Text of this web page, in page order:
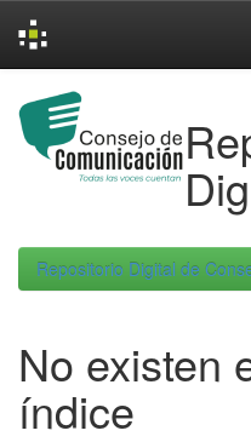
navigation
Repositorio Digital de
No existen
índice